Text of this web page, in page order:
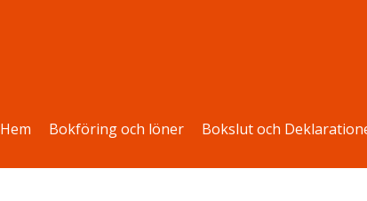
Hem Bokföring och löner Bokslut och